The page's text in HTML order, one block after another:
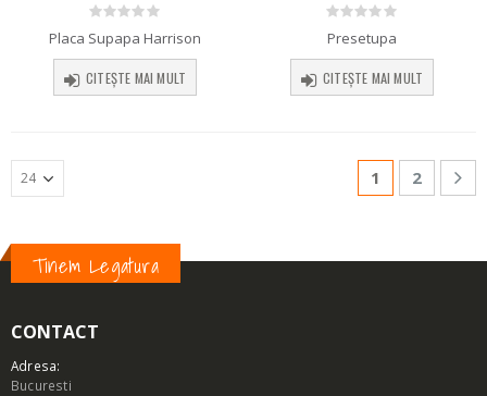
0out of 5
Placa Supapa Harrison
CITEȘTE MAI MULT
0out of 5
Presetupa
CITEȘTE MAI MULT
1 2
Tinem Legatura
CONTACT
Adresa:
Bucuresti